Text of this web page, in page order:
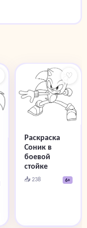
♡
Раскраска
Соник в
боевой
стойке
📥 238 6+